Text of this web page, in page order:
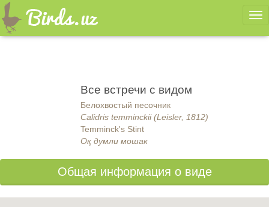
Все встречи с видом
Белохвостый песочник
Calidris temminckii (Leisler, 1812)
Temminck's Stint
Оқ думли мошак
Общая информация о виде